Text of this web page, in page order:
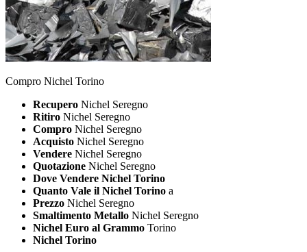
Compro Nichel Torino
Recupero Nichel Seregno
Ritiro Nichel Seregno
Compro Nichel Seregno
Acquisto Nichel Seregno
Vendere Nichel Seregno
Quotazione Nichel Seregno
Dove Vendere Nichel Torino
Quanto Vale il Nichel Torino a
Prezzo Nichel Seregno
Smaltimento Metallo Nichel Seregno
Nichel Euro al Grammo Torino
Nichel Torino